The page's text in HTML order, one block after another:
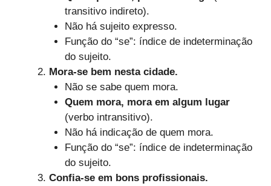
transitivo indireto).
Não há sujeito expresso.
Função do “se”: índice de indeterminação
do sujeito.
Mora-se bem nesta cidade.
Não se sabe quem mora.
Quem mora, mora em algum lugar
(verbo intransitivo).
Não há indicação de quem mora.
Função do “se”: índice de indeterminação
do sujeito.
Confia-se em bons profissionais.